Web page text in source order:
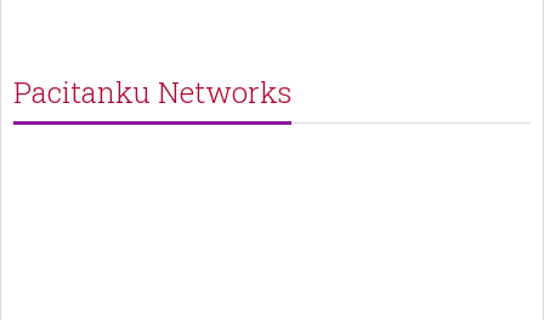
Pacitanku Networks